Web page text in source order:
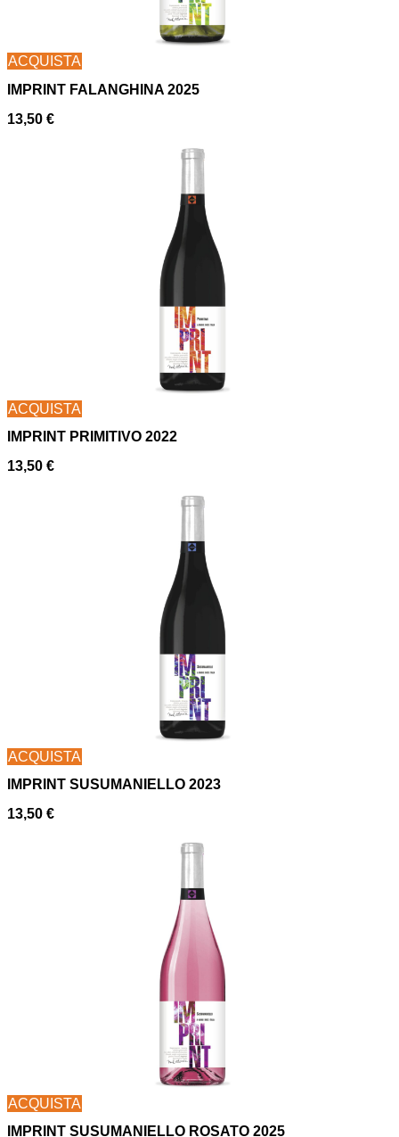
ACQUISTA
IMPRINT FALANGHINA 2025
13,50 €
ACQUISTA
IMPRINT PRIMITIVO 2022
13,50 €
ACQUISTA
IMPRINT SUSUMANIELLO 2023
13,50 €
ACQUISTA
IMPRINT SUSUMANIELLO ROSATO 2025